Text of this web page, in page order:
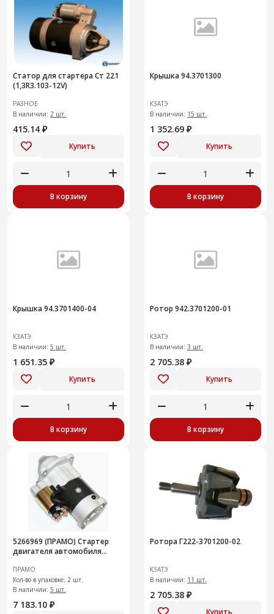
Статор для стартера Ст 221
(1,3R3.103-12V)
РАЗНОЕ
В наличии: 2 шт.
415.14 ₽
Купить
В корзину
Крышка 94.3701300
КЗАТЭ
В наличии: 15 шт.
1 352.69 ₽
Купить
В корзину
Крышка 94.3701400-04
КЗАТЭ
В наличии: 5 шт.
1 651.35 ₽
Купить
В корзину
Ротор 942.3701200-01
КЗАТЭ
В наличии: 3 шт.
2 705.38 ₽
Купить
В корзину
5266969 (ПРАМО) Стартер
двигателя автомобиля
двиг.CUMMINS ISF2.8
ПРАМО
Кол-во в упаковке: 2 шт.
В наличии: 5 шт.
7 183.10 ₽
Ротора Г222-3701200-02
КЗАТЭ
В наличии: 11 шт.
2 705.38 ₽
Купить